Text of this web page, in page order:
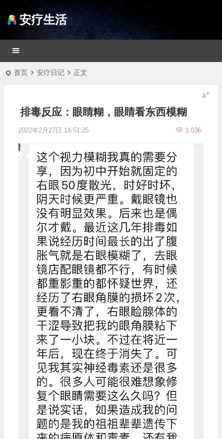
安疗生活
首页 安疗日记 正文
排毒反应：眼睛糊，眼睛看东西模糊
2022年2月27日 14:51:25 1,036